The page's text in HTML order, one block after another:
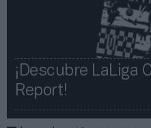
¡Descubre LaLiga
Report!​​